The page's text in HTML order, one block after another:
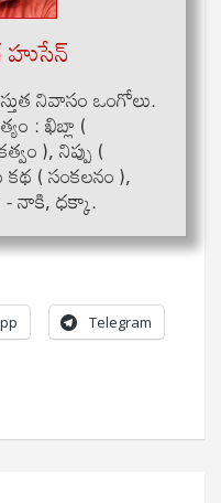
నివాసం ఒంగోలు.
: ఖిబ్లా (
), నిప్పు (
( సంకలనం ),
- నాకి, ధక్కా.
Telegram